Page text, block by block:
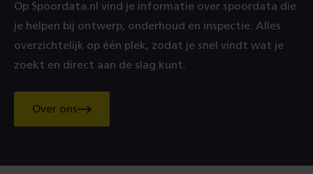
Op Spoordata.nl vind je informatie over spoordata die
je helpen bij ontwerp, onderhoud en inspectie. Alles
overzichtelijk op één plek, zodat je snel vindt wat je
zoekt en direct aan de slag kunt.
Over ons
over
SpoorData